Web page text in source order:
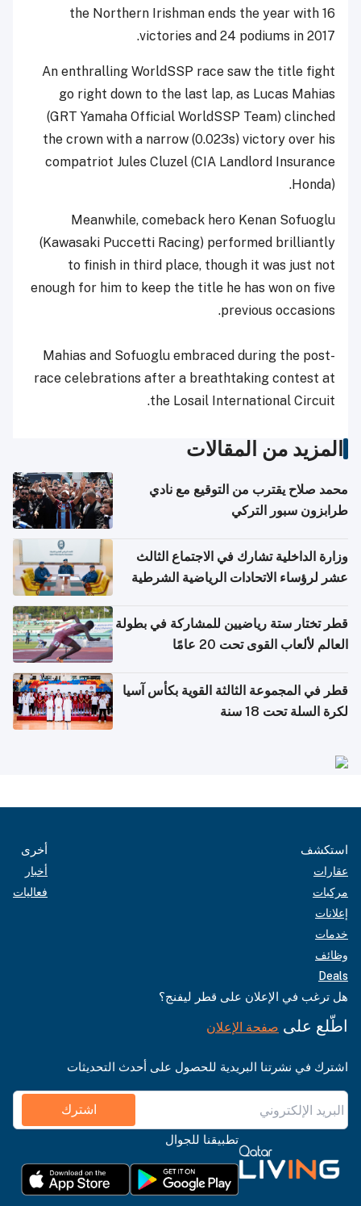
the Northern Irishman ends the year with 16
victories and 24 podiums in 2017.
An enthralling WorldSSP race saw the title fight
go right down to the last lap, as Lucas Mahias
(GRT Yamaha Official WorldSSP Team) clinched
the crown with a narrow (0.023s) victory over his
compatriot Jules Cluzel (CIA Landlord Insurance
Honda).
Meanwhile, comeback hero Kenan Sofuoglu
(Kawasaki Puccetti Racing) performed brilliantly
to finish in third place, though it was just not
enough for him to keep the title he has won on five
previous occasions.
Mahias and Sofuoglu embraced during the post-
race celebrations after a breathtaking contest at
the Losail International Circuit.
المزيد من المقالات
محمد صلاح يقترب من التوقيع مع نادي
طرابزون سبور التركي
وزارة الداخلية تشارك في الاجتماع الثالث
عشر لرؤساء الاتحادات الرياضية الشرطية
قطر تختار ستة رياضيين للمشاركة في بطولة
العالم لألعاب القوى تحت 20 عامًا
قطر في المجموعة الثالثة القوية بكأس آسيا
لكرة السلة تحت 18 سنة
استكشف
عقارات
مركبات
إعلانات
خدمات
وظائف
Deals
أخرى
أخبار
فعاليات
هل ترغب في الإعلان على قطر ليفنج؟
اطّلع على صفحة الإعلان
اشترك في نشرتنا البريدية للحصول على أحدث التحديثات
اشترك
تطبيقنا للجوال